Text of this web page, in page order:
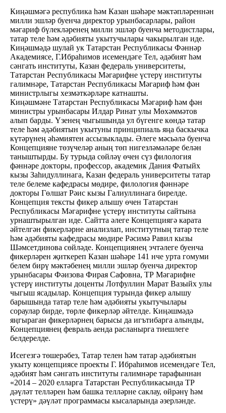
Киңәшмәгә республика һәм Казан шәһәре мәктәпләреннән
милли эшләр буенча директор урынбасарлары, район
мәгариф бүлекләренең милли эшләр буенча методистлары,
татар теле һәм әдәбияты укытучылары чакырылган иде.
Киңәшмәдә шулай ук Татарстан Республикасы Фәннәр
Академиясе, Г.Ибраһимов исемендәге Тел, әдәбият һәм
сәнгать институты, Казан федераль университеты,
Татарстан Республикасы Мәгарифне үстерү институты
галимнәре, Татарстан Республикасы Мәгариф һәм фән
министрлыгы хезмәткәрләре катнашты.
Киңәшмәне Татарстан Республикасы Мәгариф һәм фән
министры урынбасары Илдар Ринат улы Мөхәммәтов
алып барды. Үзенең чыгышында ул бүгенге көндә татар
теле һәм әдәбиятын укытуны принципиаль яңа баскычка
күтәрүнең әһәмиятен ассызыклады. Әлеге мәсьәлә буенча
Концепцияне төзүчеләр аның төп нигезләмәләре белән
таныштырды. Бу турыда сөйләү өчен сүз филология
фәннәре докторы, профессор, академик Дания Фатыйх
кызы Заһидуллинага, Казан федераль университеты татар
теле белеме кафедрасы мөдире, филология фәннәре
докторы Гөлшат Рәис кызы Галиуллинага бирелде.
Концепция тексты фикер алышу өчен Татарстан
Республикасы Мәгарифне үстерү институты сайтына
урнаштырылган иде. Сайтта әлеге Концепциягә карата
әйтелгән фикерләрне анализлап, институтның татар теле
һәм әдәбияты кафедрасы мөдире Рәсимә Равил кызы
Шәмсетдинова сөйләде. Концепциянең эчтәлеге буенча
фикерләрен җиткереп Казан шәһәре 141 нче урта гомуми
белем бирү мәктәбенең милли эшләр буенча директор
урынбасары Фәизова Фирая Сафовна, ТР Мәгарифне
үстерү институты доценты Лотфуллин Марат Вазыйх улы
чыгыш ясадылар. Концепция турында фикер алышу
барышында татар теле һәм әдәбияты укытучылары
сораулар бирде, төрле фикерләр әйтелде. Киңәшмәдә
яңгыраган фикерләрнең барысы да игътибарга алынды,
Концепциянең февраль аенда расланырга тиешлеге
белдерелде.
Исегезгә төшерәбез, Татар телен һәм татар әдәбиятын
укыту концепциясе проекты Г. Ибраһимов исемендәге Тел,
әдәбият һәм сәнгать институты галимнәре тарафыннан
«2014 – 2020 елларга Татарстан Республикасында ТР
дәүләт телләрен һәм башка телләрне саклау, өйрәнү һәм
үстерү» дәүләт программасы кысаларында әзерләнде.